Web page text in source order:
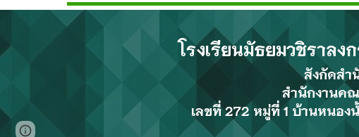
โรงเรียนมัธยมวชิราลง
สังกัดสำ
สำนักงานค
เลขที่ 272 หมู่ที่ 1 บ้านหนอง